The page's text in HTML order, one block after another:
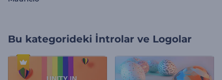
Bu kategorideki İntrolar ve Logolar